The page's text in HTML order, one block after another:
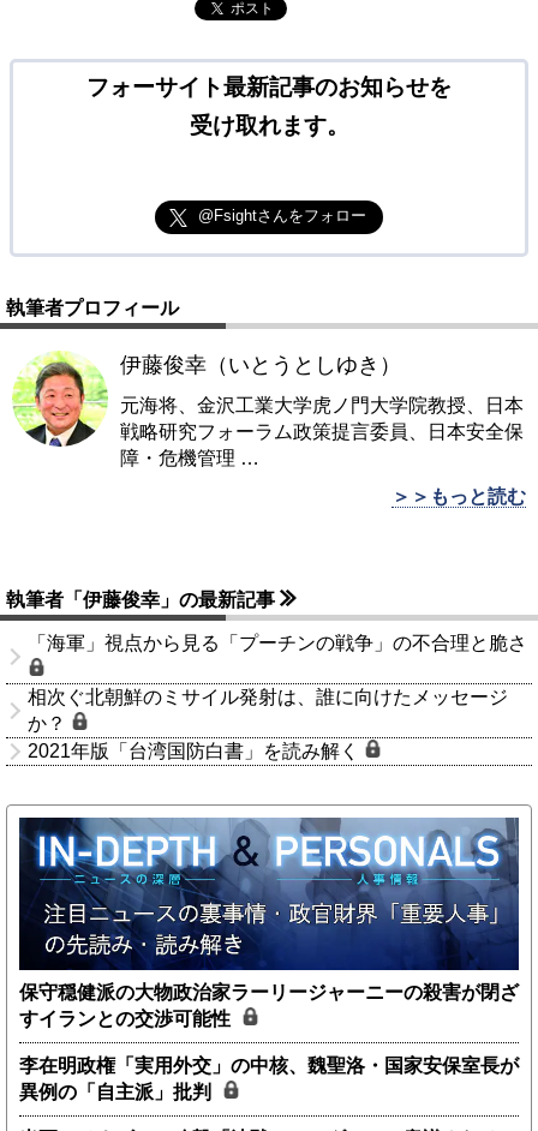
ポスト
フォーサイト最新記事のお知らせを
受け取れます。
@Fsightさんをフォロー
執筆者プロフィール
伊藤俊幸（いとうとしゆき）
元海将、金沢工業大学虎ノ門大学院教授、日本
戦略研究フォーラム政策提言委員、日本安全保
障・危機管理 …
＞＞もっと読む
執筆者「伊藤俊幸」の最新記事
「海軍」視点から見る「プーチンの戦争」の不合理と脆さ
相次ぐ北朝鮮のミサイル発射は、誰に向けたメッセージ
か？
2021年版「台湾国防白書」を読み解く
保守穏健派の大物政治家ラーリージャーニーの殺害が閉ざ
すイランとの交渉可能性
李在明政権「実用外交」の中核、魏聖洛・国家安保室長が
異例の「自主派」批判